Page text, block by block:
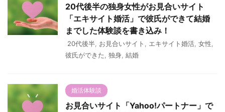
20代後半の独身女性がお見合いサイト
「エキサイト婚活」で彼氏ができて結婚
までした体験談を書き込み！
20代後半 お見合いサイト エキサイト婚活 女性
彼氏ができた 独身 結婚
婚活体験談
お見合いサイト「Yahoo!パートナー」で